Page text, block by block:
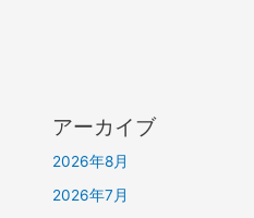
アーカイブ
2026年8月
2026年7月